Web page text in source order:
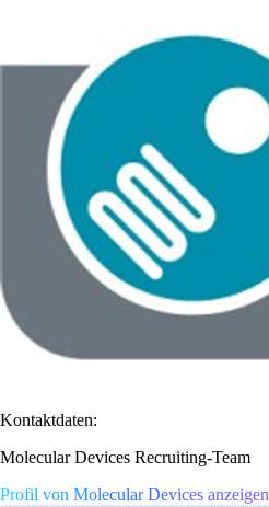
Kontaktdaten:
Molecular Devices Recruiting-Team
Profil von Molecular Devices anzeigen